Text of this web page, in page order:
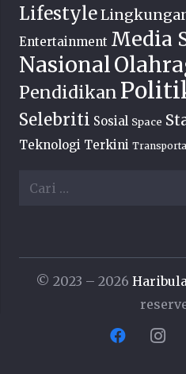
Lifestyle
Entertainment Media
Nasional
Pendidikan
Selebriti Sosial Space
Teknologi Terkini
Cari
© 2023 – 2026